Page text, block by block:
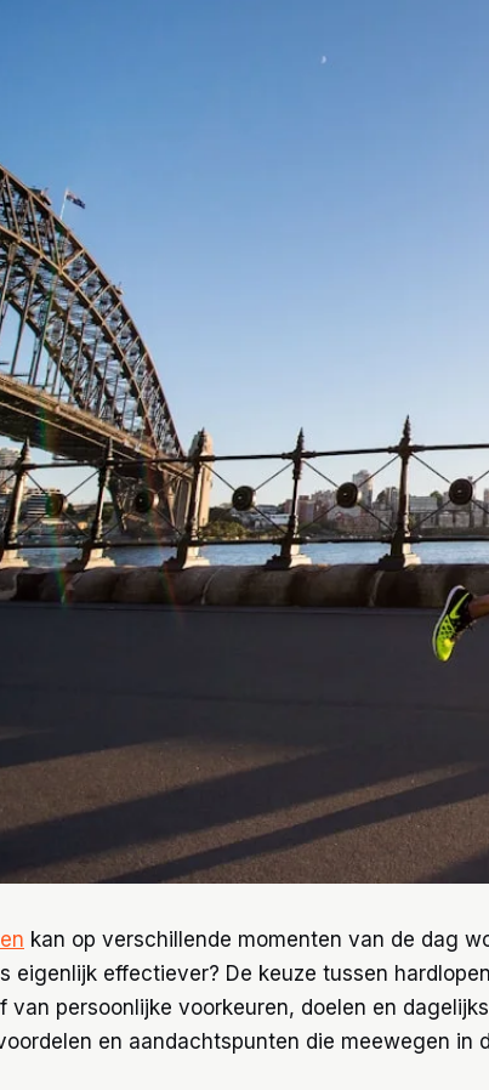
kan op verschillende momenten van de dag
eigenlijk effectiever? De keuze tussen
van persoonlijke voorkeuren, doelen en
en aandachtspunten die meewegen in